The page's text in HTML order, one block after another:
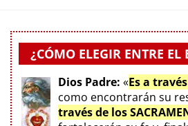
¿CÓMO ELEGIR ENTRE
Dios Padre: «Es a
como encontrarán su
través de los